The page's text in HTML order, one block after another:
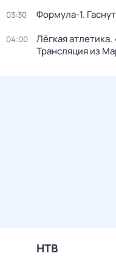
03:30 Формула-1.
04:00
Лёгкая атлетика.
Трансляция из
НТВ